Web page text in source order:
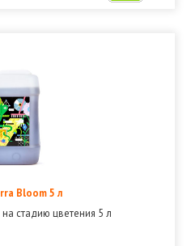
Bloom 5 л
стадию цветения 5 л